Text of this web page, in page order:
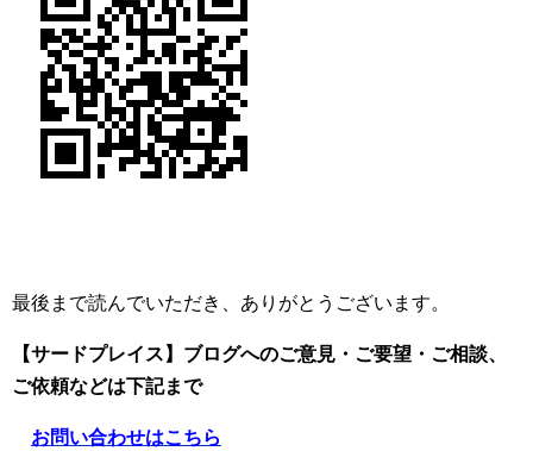
最後まで読んでいただき、ありがとうございます。
【サードプレイス】ブログへのご意見・ご要望・ご相談、
ご依頼などは下記まで
お問い合わせはこちら